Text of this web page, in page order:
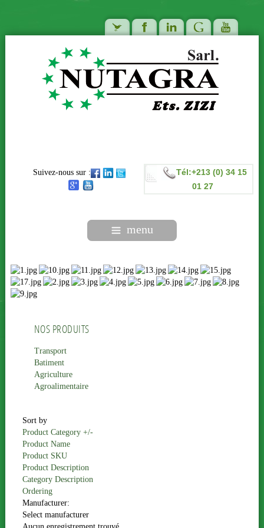
Suivez-nous sur :
Tél:+213 (0) 34 15
01 27
menu
NOS PRODUITS
Transport
Batiment
Agriculture
Agroalimentaire
Sort by
Product Category +/-
Product Name
Product SKU
Product Description
Category Description
Ordering
Manufacturer:
Select manufacturer